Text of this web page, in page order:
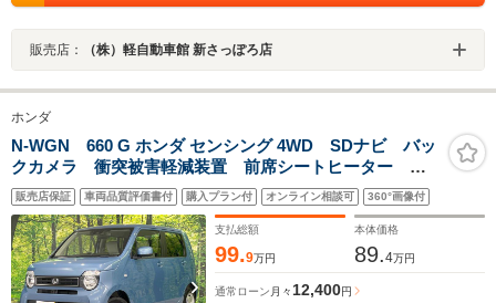
販売店： （株）軽自動車館 新さっぽろ店
ホンダ
N-WGN 660 G ホンダ センシング 4WD SDナビ バッ
クカメラ 衝突被害軽減装置 前席シートヒーター 禁
煙車 ドラレコ コーナーセンサー スマートキー
ETC 車線逸脱警報 オートライト オートエアコン
Bluetooth CD DVD再生
販売店保証 車両品質評価書付 購入プラン付 オンライン相談可 360°画像付
支払総額
99.9万円
本体価格
89.4万円
通常ローン 月々12,400円